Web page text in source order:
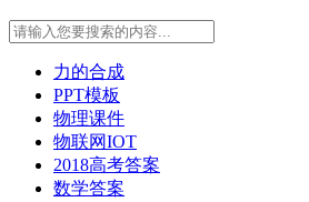
力的合成
PPT模板
物理课件
物联网IOT
2018高考答案
数学答案